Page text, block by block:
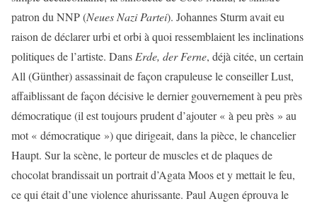
patron du NNP (Neues Nazi Partei). Johannes Sturm avait eu
raison de déclarer urbi et orbi à quoi ressemblaient les inclinations
politiques de l’artiste. Dans Erde, der Ferne, déjà citée, un certain
All (Günther) assassinait de façon crapuleuse le conseiller Lust,
affaiblissant de façon décisive le dernier gouvernement à peu près
démocratique (il est toujours prudent d’ajouter « à peu près » au
mot « démocratique ») que dirigeait, dans la pièce, le chancelier
Haupt. Sur la scène, le porteur de muscles et de plaques de
chocolat brandissait un portrait d’Agata Moos et y mettait le feu,
ce qui était d’une violence ahurissante. Paul Augen éprouva le